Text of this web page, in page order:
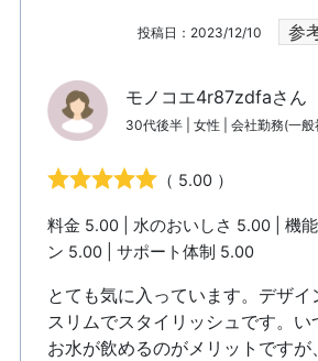
投稿日：2023/12/10 参
モノコエ4r87zdfaさん
30代後半 | 女性 | 会社勤務(一
（ 5.00 ）
料金 5.00 | 水のおいしさ 5.00 | 機
ン 5.00 | サポート体制 5.00
とても気に入っています。デザイ
スリムでスタイリッシュです。い
お水が飲めるのがメリットですが